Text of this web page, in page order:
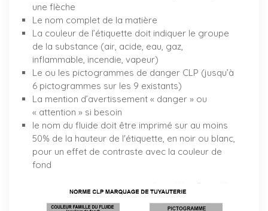
une flèche
Le nom complet de la matière
La couleur de l’étiquette doit indiquer le groupe
de la substance (air, acide, eau, gaz,
inflammable, incendie, vapeur)
Le ou les pictogrammes de danger CLP (jusqu’à
6 pictogrammes sur les 9 existants)
La mention d’avertissement « danger » ou
« attention » si besoin
le nom du fluide doit être imprimé sur au moins
50% de la hauteur de l'étiquette, en noir ou blanc,
pour un effet de contraste avec la couleur de
fond